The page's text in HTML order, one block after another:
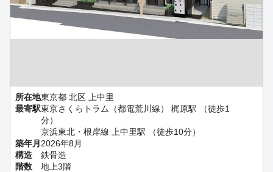
所在地東京都 北区 上中里
最寄駅東京さくらトラム（都電荒川線） 梶原駅 （徒歩1
分）
京浜東北・根岸線 上中里駅 （徒歩10分）
築年月 2026年8月
構造
鉄骨造
階数
地上3階